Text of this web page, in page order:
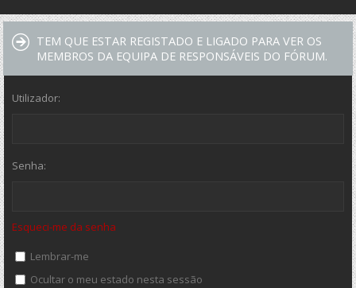
TEM QUE ESTAR REGISTADO E LIGADO PARA VER OS
MEMBROS DA EQUIPA DE RESPONSÁVEIS DO FÓRUM.
Utilizador:
Senha:
Esqueci-me da senha
Lembrar-me
Ocultar o meu estado nesta sessão